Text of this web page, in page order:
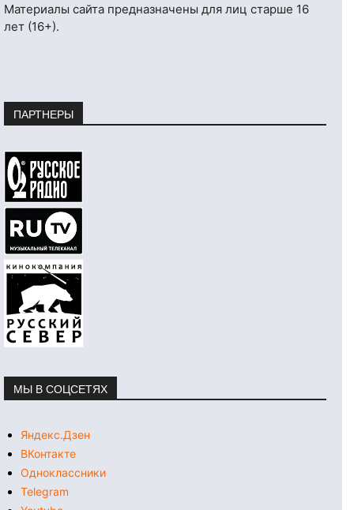
Материалы сайта предназначены для лиц старше 16
лет (16+).
ПАРТНЕРЫ
МЫ В СОЦСЕТЯХ
Яндекс.Дзен
ВКонтакте
Одноклассники
Telegram